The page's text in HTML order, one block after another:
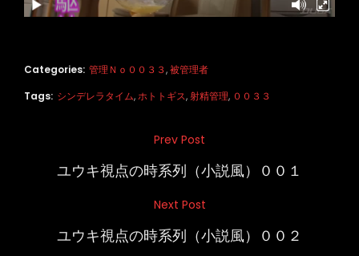
Categories: 管理Ｎｏ００３３,被管理者
Tags: シンデレラタイム,ホトトギス,射精管理, ００３３
Prev Post
ユウキ視点の時系列（小説風）００１
Next Post
ユウキ視点の時系列（小説風）００２